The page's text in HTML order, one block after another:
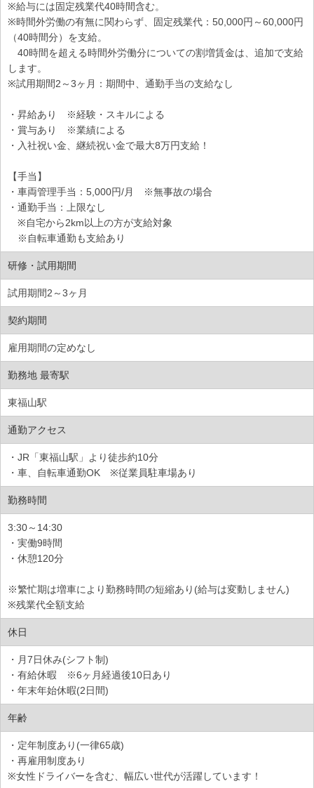
※給与には固定残業代40時間含む。
※時間外労働の有無に関わらず、固定残業代：50,000円～60,000円
（40時間分）を支給。
40時間を超える時間外労働分についての割増賃金は、追加で支給
します。
※試用期間2～3ヶ月：期間中、通勤手当の支給なし
・昇給あり ※経験・スキルによる
・賞与あり ※業績による
・入社祝い金、継続祝い金で最大8万円支給！
【手当】
・車両管理手当：5,000円/月 ※無事故の場合
・通勤手当：上限なし
※自宅から2km以上の方が支給対象
※自転車通勤も支給あり
研修・試用期間
試用期間2～3ヶ月
契約期間
雇用期間の定めなし
勤務地 最寄駅
東福山駅
通勤アクセス
・JR「東福山駅」より徒歩約10分
・車、自転車通勤OK ※従業員駐車場あり
勤務時間
3:30～14:30
・実働9時間
・休憩120分
※繁忙期は増車により勤務時間の短縮あり(給与は変動しません)
※残業代全額支給
休日
・月7日休み(シフト制)
・有給休暇 ※6ヶ月経過後10日あり
・年末年始休暇(2日間)
年齢
・定年制度あり(一律65歳)
・再雇用制度あり
※女性ドライバーを含む、幅広い世代が活躍しています！